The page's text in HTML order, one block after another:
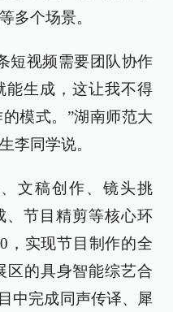
多个场景。
短视频需要团队协作
能生成，这让我不得
模式。”湖南师范大
李同学说。
文稿创作、镜头挑
、节目精剪等核心环
，实现节目制作的全
区的具身智能综艺合
中完成同声传译、犀